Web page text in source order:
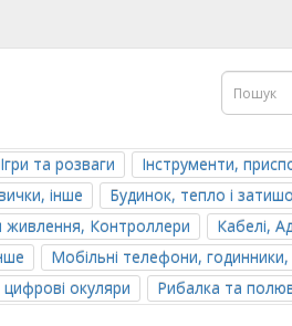
Ігри та розваги Інструменти,
інше
Будинок, тепло і
живлення, Контроллери
Кабелі,
Мобільні телефони,
окуляри
Рибалка та